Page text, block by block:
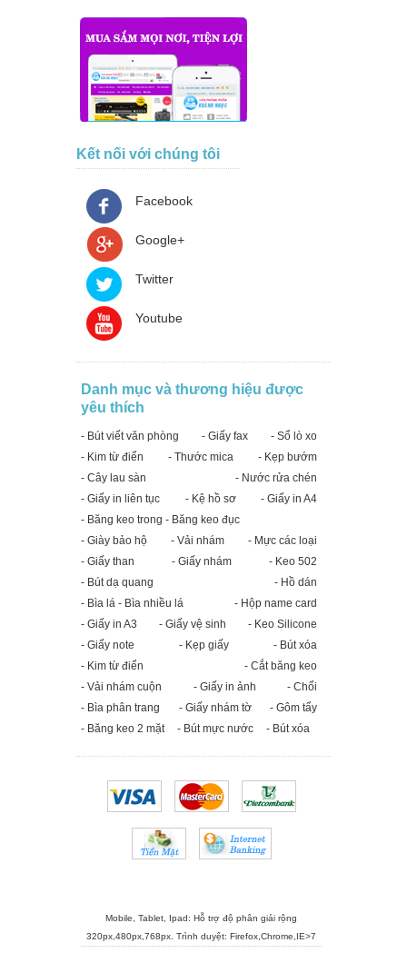
Kết nối với chúng tôi
Facebook
Google+
Twitter
Youtube
Danh mục và thương hiệu được
yêu thích
- Bút viết văn phòng - Giấy fax
- Sổ lò xo
- Kim từ điển
- Thước mica
- Kẹp bướm
- Cây lau sàn
- Nước rửa chén
- Giấy in liên tục
- Kệ hồ sơ
- Giấy in A4
- Băng keo trong - Băng keo đục
- Giày bảo hộ
- Vải nhám
- Mực các loại
- Giấy than
- Giấy nhám
- Keo 502
- Bút dạ quang
- Hồ dán
- Bìa lá - Bìa nhiều lá
- Hộp name card
- Giấy in A3
- Giấy vệ sinh
- Keo Silicone
- Giấy note
- Kẹp giấy
- Bút xóa
- Kim từ điển
- Cắt băng keo
- Vải nhám cuộn
- Giấy in ảnh
- Chổi
- Bìa phân trang
- Giấy nhám tờ
- Gôm tẩy
- Băng keo 2 mặt
- Bút mực nước - Bút xóa
Mobile, Tablet, Ipad: Hỗ trợ độ phân giải rộng
320px,480px,768px. Trình duyệt: Firefox,Chrome,IE>7